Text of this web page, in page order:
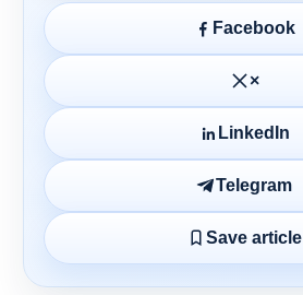
Facebook
×
LinkedIn
Telegram
Save article